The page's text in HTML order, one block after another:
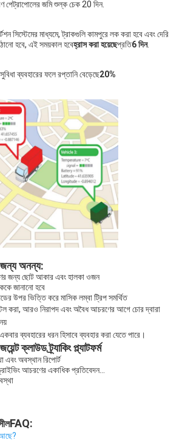
পেট্রাপোলের জমি শুল্ক চেক 20 দিন.
সিস্টেমের মাধ্যমে, ট্রাকগুলি কামপুরে লক করা হবে এবং দেরি
হবে, এই সময়কাল হবেহ্রাস করা হয়েছেপ্রতি6 দিন.
ব্যবহারের ফলে রপ্তানি বেড়েছে20%
জন্য অনন্য:
জন্য ছোট আকার এবং হালকা ওজন
জানানো হবে
উপর ভিত্তি করে মাসিক লম্বা ট্রিপ সমর্থিত
করা, আরও নিরাপদ এবং অবৈধ আচরণের আগে চোর দ্বারা
ব্যবহারের ধরন হিসাবে ব্যবহার করা যেতে পারে।
ক্লাউড ট্র্যাকিং প্ল্যাটফর্ম
এবং অবস্থান রিপোর্ট
আচরণের একাধিক প্রতিবেদন...
FAQ: